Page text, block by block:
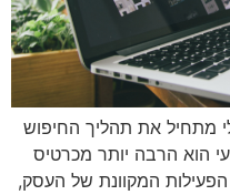
מתחיל את תהליך החיפוש
הוא הרבה יותר מכרטיס
הפעילות המקוונת של העסק,